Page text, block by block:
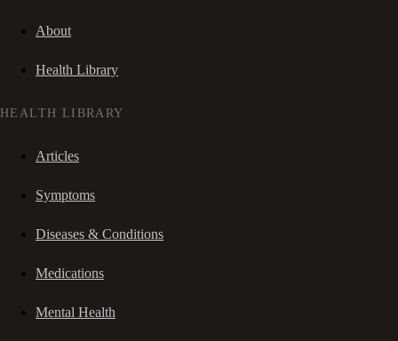
About
Health Library
HEALTH LIBRARY
Articles
Symptoms
Diseases & Conditions
Medications
Mental Health